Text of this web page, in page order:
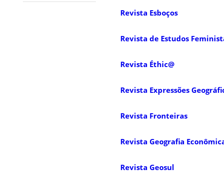
Revista Esboços
Revista de Estudos
Revista Éthic@
Revista Expressões
Revista Fronteiras
Revista Geografia
Revista Geosul